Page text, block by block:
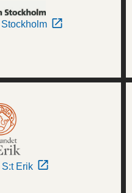
Erik